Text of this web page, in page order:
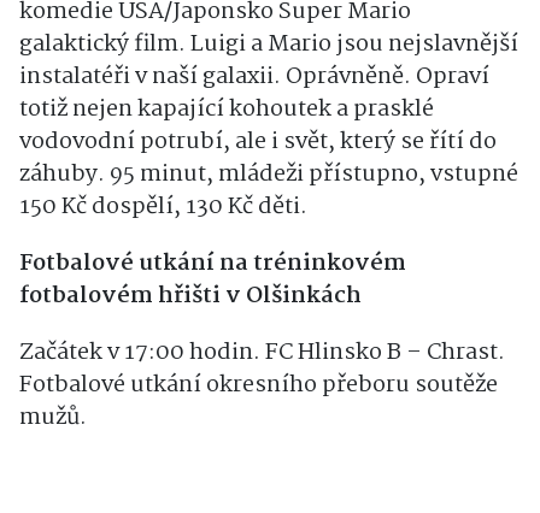
Začátek v 15:00. Promítání animované
komedie USA/Japonsko Super Mario
galaktický film. Luigi a Mario jsou nejslavnější
instalatéři v naší galaxii. Oprávněně. Opraví
totiž nejen kapající kohoutek a prasklé
vodovodní potrubí, ale i svět, který se řítí do
záhuby. 95 minut, mládeži přístupno, vstupné
150 Kč dospělí, 130 Kč děti.
Fotbalové utkání na tréninkovém
fotbalovém hřišti v Olšinkách
Začátek v 17:00 hodin. FC Hlinsko B – Chrast.
Fotbalové utkání okresního přeboru soutěže